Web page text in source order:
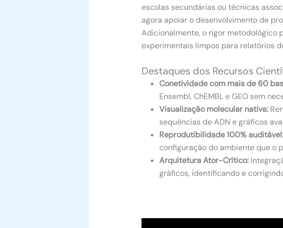
escolas secundárias ou técnicas
agora apoiar o desenvolvimento de
Adicionalmente, o rigor metodológico
experimentais limpos para relatórios
Destaques dos Recursos
Conetividade com mais de 60
Ensembl, ChEMBL e GEO sem
Visualização molecular nativa:
sequências de ADN e gráficos
Reprodutibilidade 100% auditável:
configuração do ambiente que o
Arquitetura Ator-Crítico:
gráficos, identificando e